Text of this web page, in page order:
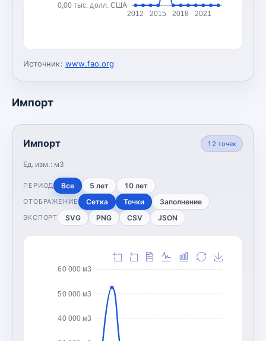
0,00 тыс. долл. США
2012 2015 2018 2021
Источник: www.fao.org
Импорт
Импорт
Ед. изм.: м3
12 точек
ПЕРИОД Все 5 лет 10 лет
ОТОБРАЖЕНИЕ Сетка Точки Заполнение
ЭКСПОРТ SVG PNG CSV JSON
40 000 м3
50 000 м3
60 000 м3